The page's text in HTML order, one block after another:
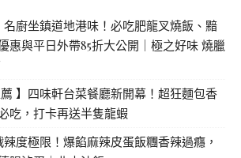
名廚坐鎮道地港味！必吃肥龍叉燒飯、黯
惠與平日外帶85折大公開｜極之好味 燒臘
薦 】四味軒台菜餐廳新開幕！超狂麵包香
吃，打卡再送半隻龍蝦
辣度極限！爆餡麻辣皮蛋飯糰香辣過癮，